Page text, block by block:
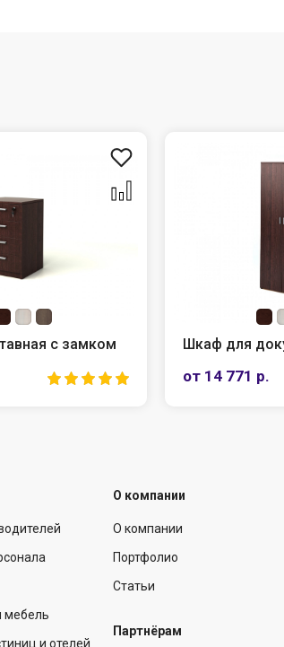
с замком Шкаф для
от 14 771 р.
мебель
и отелей
О компании
О компании
Портфолио
Статьи
Партнёрам